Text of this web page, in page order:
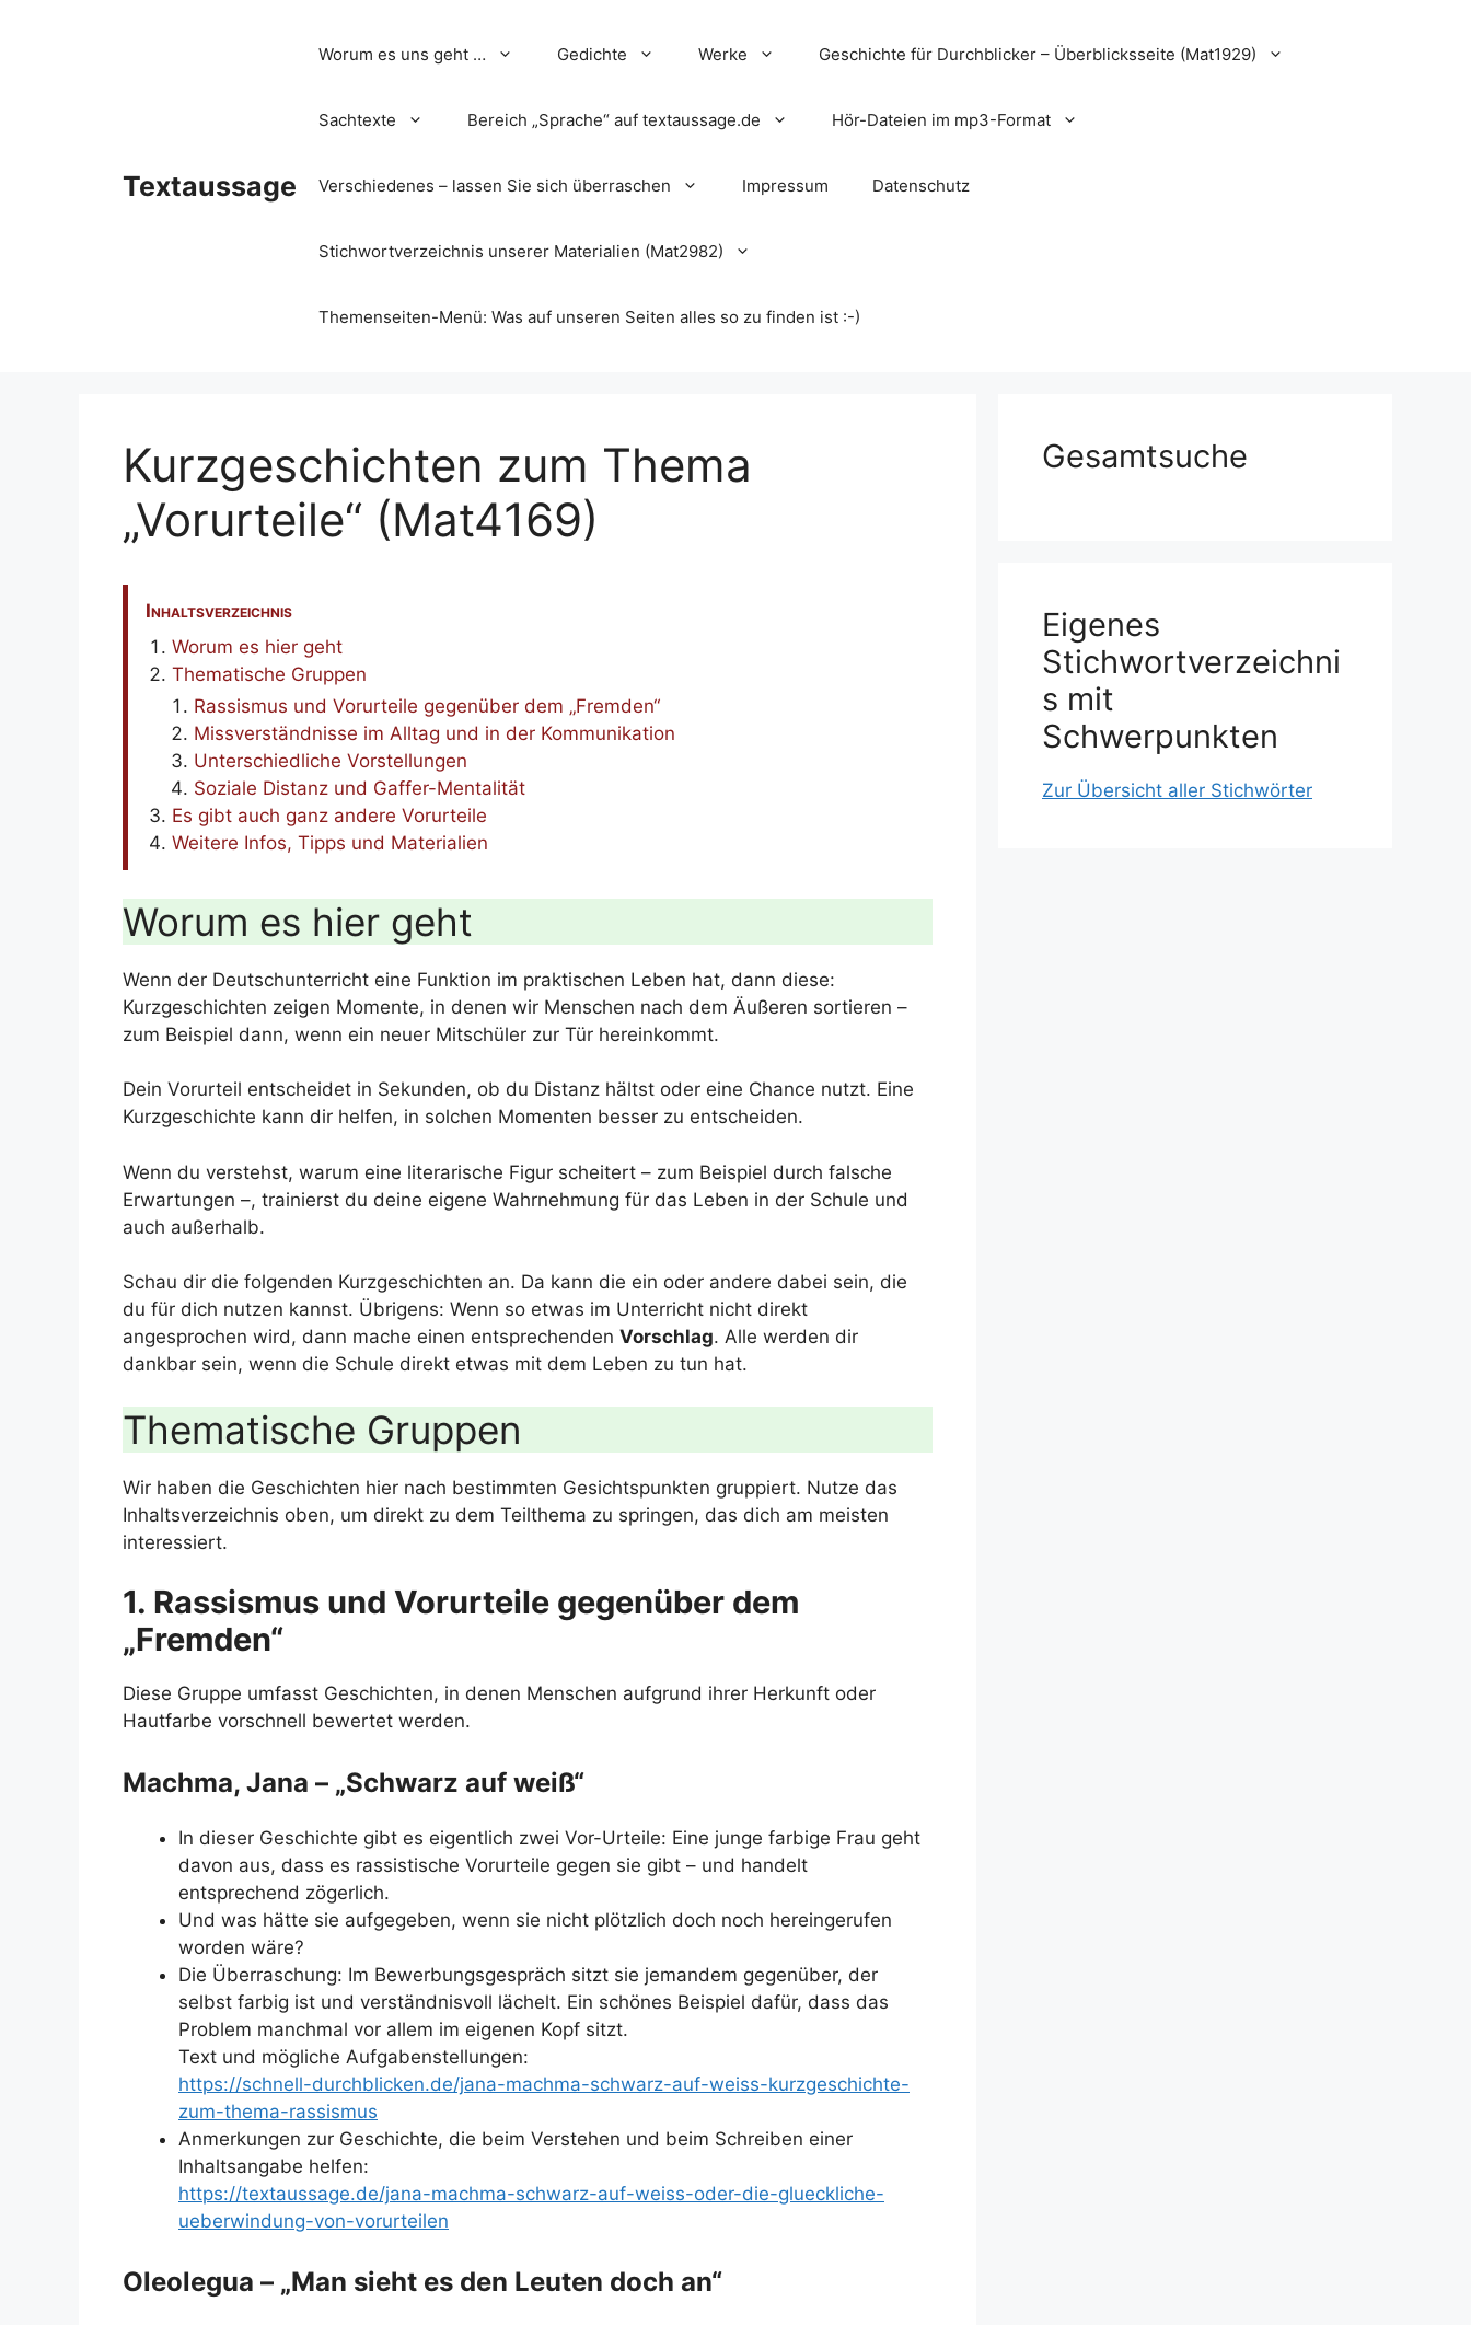
Textaussage
Worum es uns geht … Gedichte Werke Geschichte für Durchblicker – Überblicksseite (Mat1929)
Sachtexte Bereich „Sprache“ auf textaussage.de Hör-Dateien im mp3-Format
Verschiedenes – lassen Sie sich überraschen Impressum Datenschutz
Stichwortverzeichnis unserer Materialien (Mat2982)
Themenseiten-Menü: Was auf unseren Seiten alles so zu finden ist :-)
Kurzgeschichten zum Thema
„Vorurteile“ (Mat4169)
Inhaltsverzeichnis
Worum es hier geht
Thematische Gruppen
Rassismus und Vorurteile gegenüber dem „Fremden“
Missverständnisse im Alltag und in der Kommunikation
Unterschiedliche Vorstellungen
Soziale Distanz und Gaffer-Mentalität
Es gibt auch ganz andere Vorurteile
Weitere Infos, Tipps und Materialien
Worum es hier geht
Wenn der Deutschunterricht eine Funktion im praktischen Leben hat, dann diese:
Kurzgeschichten zeigen Momente, in denen wir Menschen nach dem Äußeren sortieren –
zum Beispiel dann, wenn ein neuer Mitschüler zur Tür hereinkommt.
Dein Vorurteil entscheidet in Sekunden, ob du Distanz hältst oder eine Chance nutzt. Eine
Kurzgeschichte kann dir helfen, in solchen Momenten besser zu entscheiden.
Wenn du verstehst, warum eine literarische Figur scheitert – zum Beispiel durch falsche
Erwartungen –, trainierst du deine eigene Wahrnehmung für das Leben in der Schule und
auch außerhalb.
Schau dir die folgenden Kurzgeschichten an. Da kann die ein oder andere dabei sein, die
du für dich nutzen kannst. Übrigens: Wenn so etwas im Unterricht nicht direkt
angesprochen wird, dann mache einen entsprechenden Vorschlag. Alle werden dir
dankbar sein, wenn die Schule direkt etwas mit dem Leben zu tun hat.
Thematische Gruppen
Wir haben die Geschichten hier nach bestimmten Gesichtspunkten gruppiert. Nutze das
Inhaltsverzeichnis oben, um direkt zu dem Teilthema zu springen, das dich am meisten
interessiert.
1. Rassismus und Vorurteile gegenüber dem
„Fremden“
Diese Gruppe umfasst Geschichten, in denen Menschen aufgrund ihrer Herkunft oder
Hautfarbe vorschnell bewertet werden.
Machma, Jana – „Schwarz auf weiß“
In dieser Geschichte gibt es eigentlich zwei Vor-Urteile: Eine junge farbige Frau geht
davon aus, dass es rassistische Vorurteile gegen sie gibt – und handelt
entsprechend zögerlich.
Und was hätte sie aufgegeben, wenn sie nicht plötzlich doch noch hereingerufen
worden wäre?
Die Überraschung: Im Bewerbungsgespräch sitzt sie jemandem gegenüber, der
selbst farbig ist und verständnisvoll lächelt. Ein schönes Beispiel dafür, dass das
Problem manchmal vor allem im eigenen Kopf sitzt.
Text und mögliche Aufgabenstellungen:
https://schnell-durchblicken.de/jana-machma-schwarz-auf-weiss-kurzgeschichte-
zum-thema-rassismus
Anmerkungen zur Geschichte, die beim Verstehen und beim Schreiben einer
Inhaltsangabe helfen:
https://textaussage.de/jana-machma-schwarz-auf-weiss-oder-die-glueckliche-
ueberwindung-von-vorurteilen
Oleolegua – „Man sieht es den Leuten doch an“
Gesamtsuche
Eigenes
Stichwortverzeichni
s mit
Schwerpunkten
Zur Übersicht aller Stichwörter